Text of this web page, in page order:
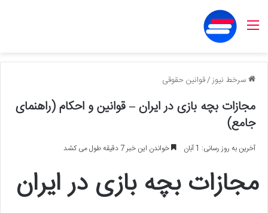
منو
سرخط نیوز/قوانین حقوقی
مجازات بچه بازی در ایران – قوانین و احکام (راهنمای
جامع)
آخرین به روز رسانی: 1 آبان خواندن این خبر 7 دقیقه طول می کشد
مجازات بچه بازی در ایران